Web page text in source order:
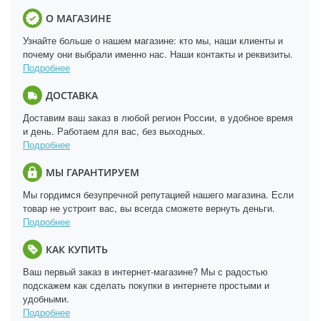
О МАГАЗИНЕ
Узнайте больше о нашем магазине: кто мы, наши клиенты и
почему они выбрали именно нас. Наши контакты и реквизиты.
Подробнее
ДОСТАВКА
Доставим ваш заказ в любой регион России, в удобное время
и день. Работаем для вас, без выходных.
Подробнее
МЫ ГАРАНТИРУЕМ
Мы гордимся безупречной репутацией нашего магазина. Если
товар не устроит вас, вы всегда сможете вернуть деньги.
Подробнее
КАК КУПИТЬ
Ваш первый заказ в интернет-магазине? Мы с радостью
подскажем как сделать покупки в интернете простыми и
удобными.
Подробнее